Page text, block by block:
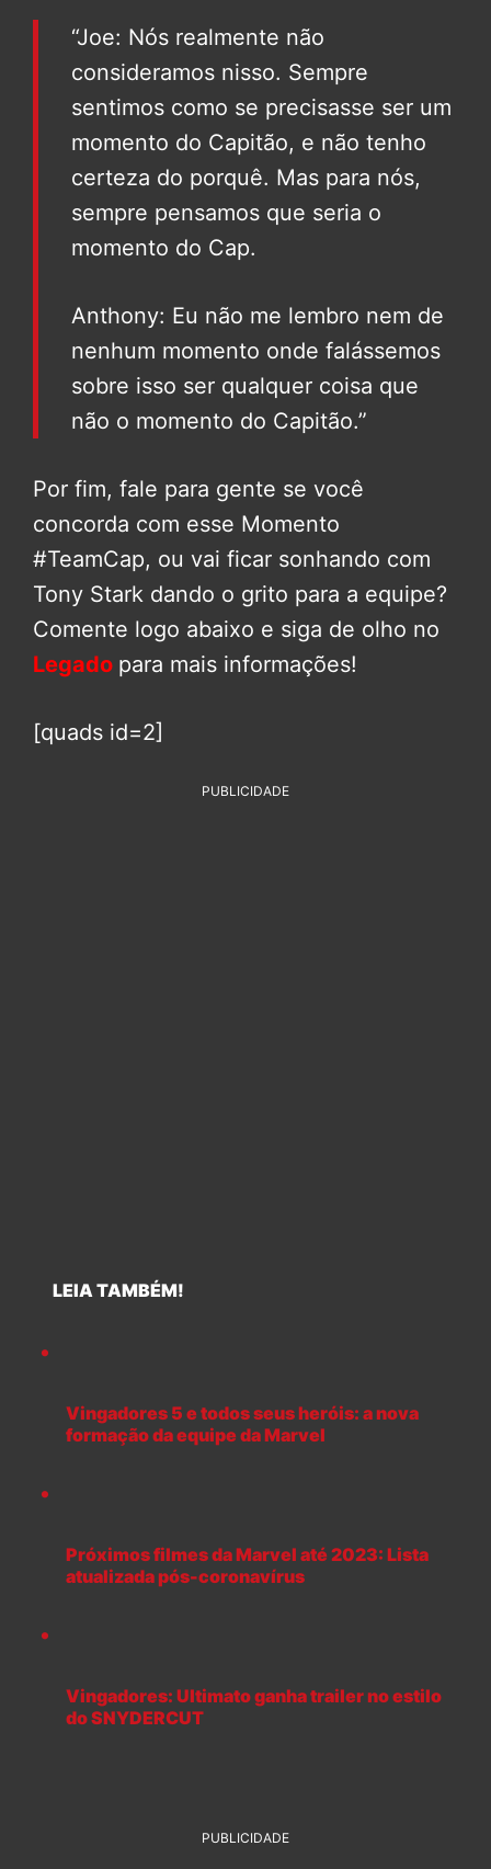
“Joe: Nós realmente não
consideramos nisso. Sempre
sentimos como se precisasse ser um
momento do Capitão, e não tenho
certeza do porquê. Mas para nós,
sempre pensamos que seria o
momento do Cap.
Anthony: Eu não me lembro nem de
nenhum momento onde falássemos
sobre isso ser qualquer coisa que
não o momento do Capitão.”
Por fim, fale para gente se você
concorda com esse Momento
#TeamCap, ou vai ficar sonhando com
Tony Stark dando o grito para a equipe?
Comente logo abaixo e siga de olho no
Legado para mais informações!
[quads id=2]
PUBLICIDADE
LEIA TAMBÉM!
Vingadores 5 e todos seus heróis: a nova
formação da equipe da Marvel
Próximos filmes da Marvel até 2023: Lista
atualizada pós-coronavírus
Vingadores: Ultimato ganha trailer no estilo
do SNYDERCUT
PUBLICIDADE